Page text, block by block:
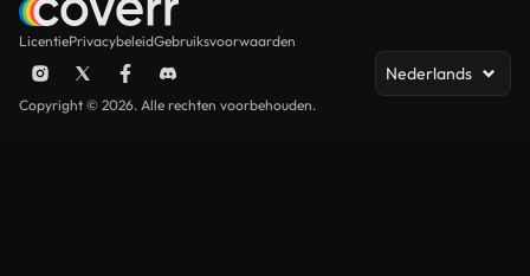
LicentiePrivacybeleidGebruiksvoorwaarden
Nederlands
Copyright © 2026. Alle rechten voorbehouden.